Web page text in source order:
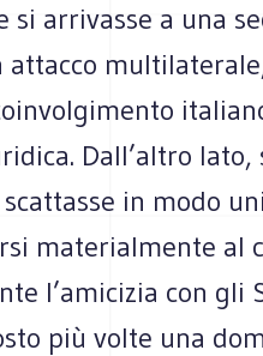
si arrivasse a una
attacco
Dall’altro lato,
in modo
materialmente al
l’amicizia con gli
più volte una